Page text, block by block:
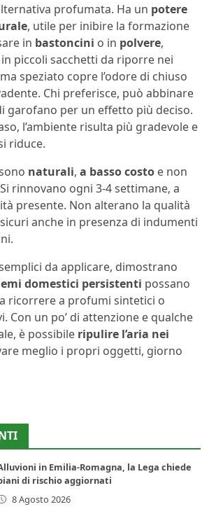
profumata. Ha un potere
, utile per inibire la formazione
in bastoncini o in polvere,
piccoli sacchetti da riporre nei
speziato copre l’odore di chiuso
Chi preferisce, può abbinare
garofano per un effetto più deciso.
l’ambiente risulta più gradevole e
riduce.
naturali, a basso costo e non
rinnovano ogni 3-4 settimane, a
presente. Non alterano la qualità
anche in presenza di indumenti
da applicare, dimostrano
domestici persistenti possano
ricorrere a profumi sintetici o
Con un po’ di attenzione e qualche
è possibile ripulire l’aria nei
meglio i propri oggetti, giorno
in Emilia-Romagna, la Lega chiede
di rischio aggiornati
8 Agosto 2026